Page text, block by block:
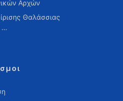
Αρχών
Θαλάσσιας
…